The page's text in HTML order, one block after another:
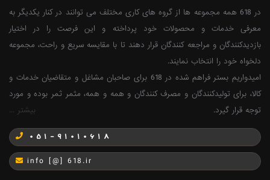
در 618 همه مجموعه ها از گروه های کاری مختلف می توانند در کنار یکدیگر به
معرفی خدمات و محصولات خود پرداخته و این فرصت را در اختیار
بازدیدکنندگان و مراجعه کنندگان قرار دهند تا با مقایسه سریع و راحت، مجموعه
دلخواه خود را انتخاب نمایند.
امیدواریم بستر فراهم شده در 618 برای صاحبان مشاغل و متقاضیان خدمات و
کالا، برای تولیدکنندگان و مصرف کنندگان و همه و همه، مثمر ثمر بوده و مورد
توجه قرار گیرد.
بیشتر ...
051-91010618
info [@] 618.ir